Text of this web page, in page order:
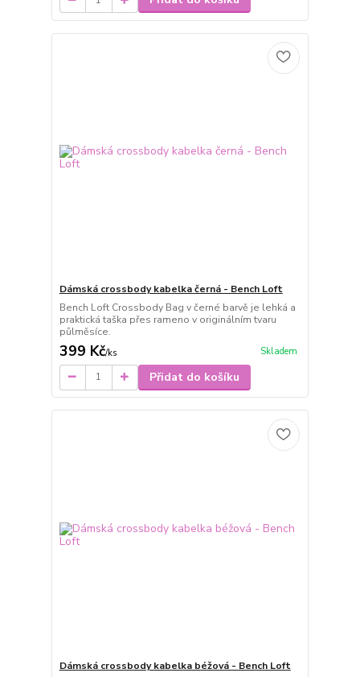
Dámská crossbody kabelka černá - Bench Loft
Bench Loft Crossbody Bag v černé barvě je lehká a
praktická taška přes rameno v originálním tvaru
půlměsíce.
399 Kč/ks Skladem
Přidat do košíku
Dámská crossbody kabelka béžová - Bench Loft